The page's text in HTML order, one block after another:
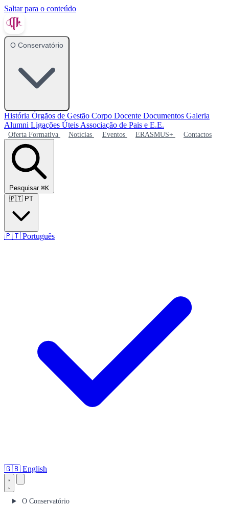
Saltar para o conteúdo
O Conservatório
História Órgãos de Gestão Corpo Docente Documentos Galeria
Alumni Ligações Úteis Associação de Pais e E.E.
Oferta Formativa Notícias Eventos ERASMUS+ Contactos
Pesquisar ⌘K
🇵🇹 PT
🇵🇹 Português
🇬🇧 English
O Conservatório